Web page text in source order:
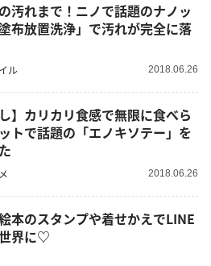
汚れまで！ニノで話題のナノッ
布放置洗浄」で汚れが完全に落
ル 2018.06.26
し】カリカリ食感で無限に食べら
トで話題の「エノキソテー」を
2018.06.26
本のスタンプや着せかえでLINE
界に♡